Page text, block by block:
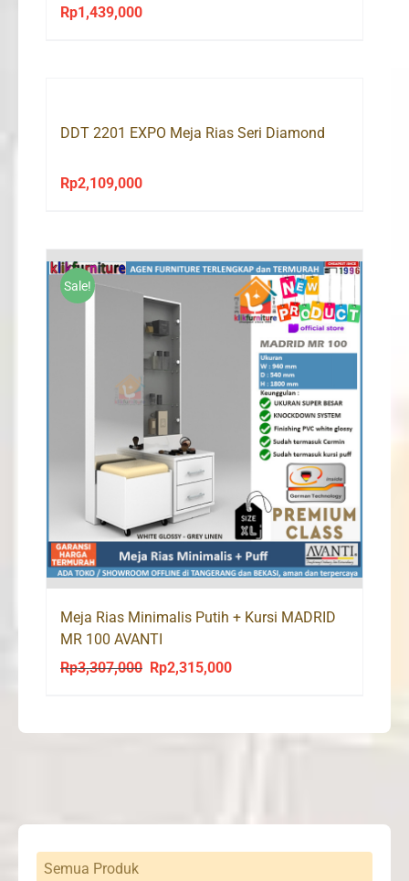
Rp1,439,000
DDT 2201 EXPO Meja Rias Seri Diamond
Rp2,109,000
Sale!
Meja Rias Minimalis Putih + Kursi MADRID
MR 100 AVANTI
Rp3,307,000
Original
Rp2,315,000Current
Semua Produk